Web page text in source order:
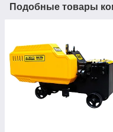
Подобные товары